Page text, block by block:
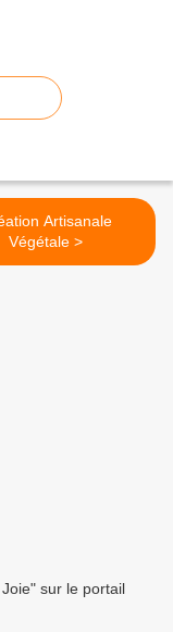
Artisanale
Végétale >
sur le portail